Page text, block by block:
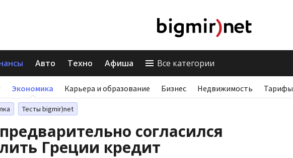
Авто Техно Афиша Все категории
Экономика Карьера и образование Бизнес Недвижимость Тарифы
Тесты bigmir)net
согласился
Греции кредит